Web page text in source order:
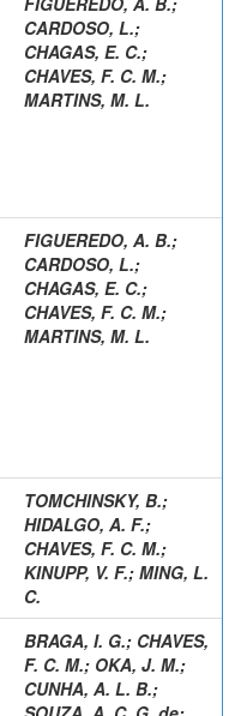
CARDOSO, L.;
CHAGAS, E. C.;
CHAVES, F. C. M.;
MARTINS, M. L.
FIGUEREDO, A. B.;
CARDOSO, L.;
CHAGAS, E. C.;
CHAVES, F. C. M.;
MARTINS, M. L.
TOMCHINSKY, B.;
HIDALGO, A. F.;
CHAVES, F. C. M.;
KINUPP, V. F.; MING, L.
C.
BRAGA, I. G.; CHAVES,
F. C. M.; OKA, J. M.;
CUNHA, A. L. B.;